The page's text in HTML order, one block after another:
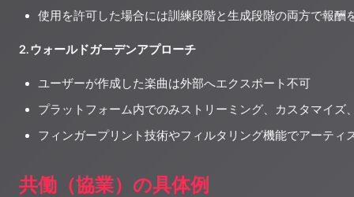
使用を許可した場合には訓練段階と生成段階の両方で報酬
2. ウォールドガーデンアプローチ
ユーザーが作成した楽曲は外部へエクスポート不可
プラットフォーム内でのみストリーミング、カスタマイズ
フィンガープリント技術やフィルタリング機能でアーティ
共働（協業）の具体例